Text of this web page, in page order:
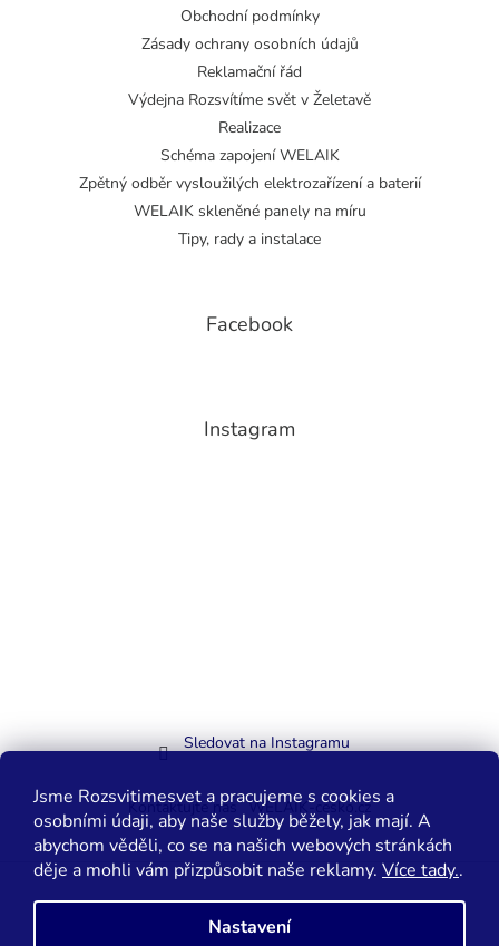
Jsme Rozsvitimesvet a pracujeme s cookies a
osobními údaji, aby naše služby běžely, jak mají. A
abychom věděli, co se na našich webových stránkách
děje a mohli vám přizpůsobit naše reklamy. Více tady..
Nastavení
Obchodní podmínky
Zásady ochrany osobních údajů
Reklamační řád
Výdejna Rozsvítíme svět v Želetavě
Realizace
Schéma zapojení WELAIK
Zpětný odběr vysloužilých elektrozařízení a baterií
WELAIK skleněné panely na míru
Tipy, rady a instalace
Facebook
Instagram
Sledovat na Instagramu
Kontaktujte nás WELAIK-cesko.cz
Vytvořil Shoptet